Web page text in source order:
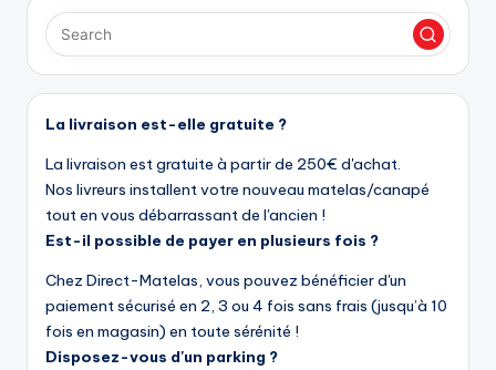
La livraison est-elle gratuite ?
La livraison est gratuite à partir de 250€ d'achat.
Nos livreurs installent votre nouveau matelas/canapé
tout en vous débarrassant de l'ancien !
Est-il possible de payer en plusieurs fois ?
Chez Direct-Matelas, vous pouvez bénéficier d'un
paiement sécurisé en 2, 3 ou 4 fois sans frais (jusqu’à 10
fois en magasin) en toute sérénité !
Disposez-vous d'un parking ?